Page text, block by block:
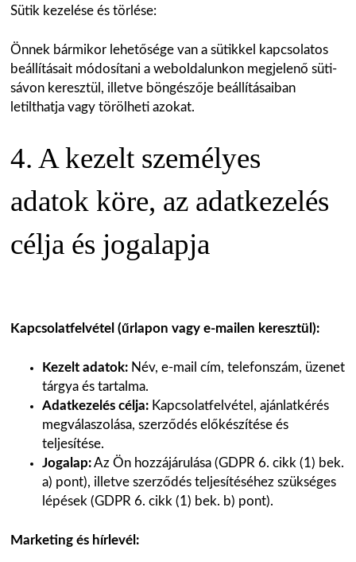
Sütik kezelése és törlése:
Önnek bármikor lehetősége van a sütikkel kapcsolatos
beállításait módosítani a weboldalunkon megjelenő süti-
sávon keresztül, illetve böngészője beállításaiban
letilthatja vagy törölheti azokat.
4. A kezelt személyes
adatok köre, az adatkezelés
célja és jogalapja
Kapcsolatfelvétel (űrlapon vagy e-mailen keresztül):
Kezelt adatok:Név, e-mail cím, telefonszám, üzenet
tárgya és tartalma.
Adatkezelés célja:Kapcsolatfelvétel, ajánlatkérés
megválaszolása, szerződés előkészítése és
teljesítése.
Jogalap:Az Ön hozzájárulása (GDPR 6. cikk (1) bek.
a) pont), illetve szerződés teljesítéséhez szükséges
lépések (GDPR 6. cikk (1) bek. b) pont).
Marketing és hírlevél: